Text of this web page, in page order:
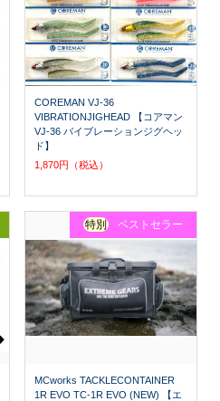
COREMAN VJ-36
VIBRATIONJIGHEAD 【コアマン
VJ-36 バイブレーションジグヘッ
ド】
1,870円（税込）
MCworks TACKLECONTAINER
1R EVO TC-1R EVO (NEW) 【エ
特別 ベストセラー